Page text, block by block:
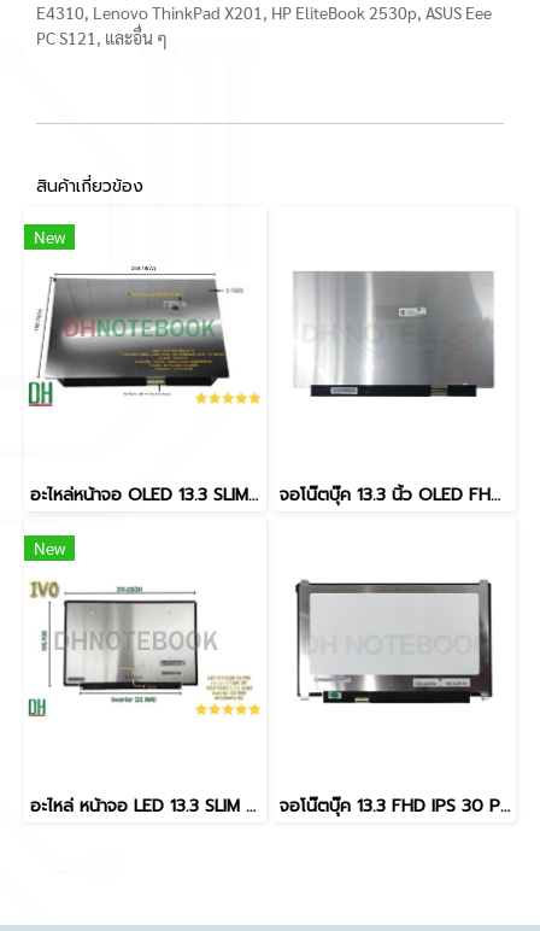
E4310, Lenovo ThinkPad X201, HP EliteBook 2530p, ASUS Eee
PC S121, และอื่น ๆ
สินค้าเกี่ยวข้อง
New
อะไหล่หน้าจอ OLED 13.3 SLIM 40 PIN ATNA33AA05,ATNA33AA05-0 IPS 2.8k 60hz 2880x1800 จอโน๊ตบุ๊ค 13.3 นิ้ว OLED FHD 30 pin ATNA33XC11-0 SDC4158 สำหรับ Asus ZenBook 13 UX325 UX325EA UM325 UM325UA ExpertBook B5 B5302CEA B3302CEA อะไหล่จอ OLED 100% DCI-P3
New
อะไหล่ หน้าจอ LED 13.3 SLIM 30 PIN (พินจอ 1.7 CM) IPS 1920*1200 ไม่มีหู 60HZ inverter (22 MM) สำหรับ Lenovo ThinkBook 13S G2 ITL โปรดสอบถามก่อนสั่งซื้อ จอโน๊ตบุ๊ค 13.3 FHD IPS 30 Pin N133HCE-EN1 สำหรับ ASUS UX331 UX331UA Dell 3390 HP 13-AN NV133FHM-N61 72% NTSC มีหูยึด